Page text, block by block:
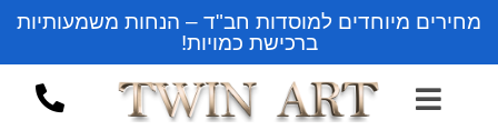
מחירים מיוחדים למוסדות חב"ד – הנחות משמעותיות
ברכישת כמויות!